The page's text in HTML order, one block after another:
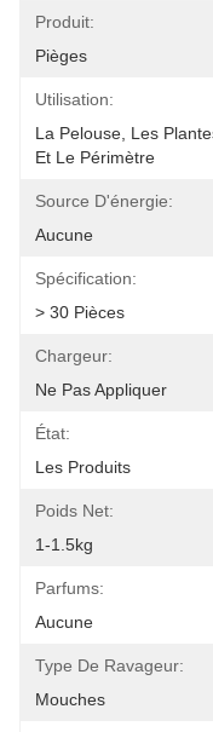
Produit:
Pièges
Utilisation:
La Pelouse, Les
Et Le Périmètre
Source D'énergie:
Aucune
Spécification:
> 30 Pièces
Chargeur:
Ne Pas Appliquer
État:
Les Produits
Poids Net:
1-1.5kg
Parfums:
Aucune
Type De Ravageur:
Mouches